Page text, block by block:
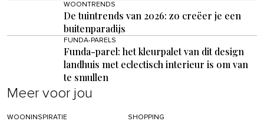
WOONTRENDS
De tuintrends van 2026: zo creëer je een
buitenparadijs
FUNDA-PARELS
Funda-parel: het kleurpalet van dit design
landhuis met eclectisch interieur is om van
te smullen
Meer voor jou
WOONINSPIRATIE SHOPPING